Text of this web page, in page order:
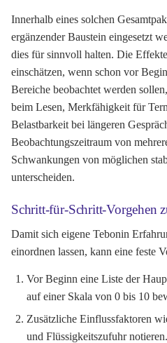
Innerhalb eines solchen
ergänzender Baustein eingesetzt
dies für sinnvoll halten. Die
einschätzen, wenn schon vor
Bereiche beobachtet werden
beim Lesen, Merkfähigkeit für
Belastbarkeit bei längeren
Beobachtungszeitraum von
Schwankungen von möglichen
unterscheiden.
Schritt-für-Schritt-Vorgehen
Damit sich eigene Tebonin
einordnen lassen, kann eine feste
Vor Beginn eine Liste der
auf einer Skala von 0 bis 10
Zusätzliche Einflussfaktoren
und Flüssigkeitszufuhr notieren.